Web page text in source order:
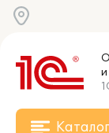
и
Каталог